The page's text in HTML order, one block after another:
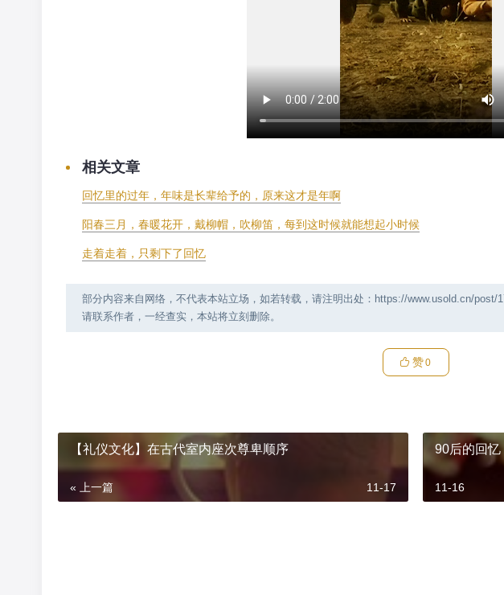
相关文章
回忆里的过年，年味是长辈给予的，原来这才是年啊
阳春三月，春暖花开，戴柳帽，吹柳笛，每到这时候就能想起小时候
走着走着，只剩下了回忆
部分内容来自网络，不代表本站立场，如若转载，请注明出处：https://www.usold.cn/post/
请联系作者，一经查实，本站将立刻删除。
赞0
【礼仪文化】在古代室内座次尊卑顺序
« 上一篇 11-17
90后的回
11-16